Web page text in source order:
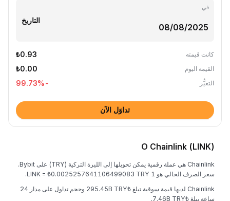
في
التاريخ
كانت قيمته ₺0.93
القيمة اليوم ₺0.00
التغيُّر -99.73
%
تداوَل الآن
O Chainlink (LINK)
Chainlink هي عملة رقمية يمكن تحويلها إلى الليرة التركية (TRY) على Bybit.
سعر الصرف الحالي هو 1 LINK = ₺0.0025257641106499083 TRY.
Chainlink لديها قيمة سوقية تبلغ ₺295.45B TRY وحجم تداول على مدار 24
ساعة يبلغ ₺7.46B TRY.